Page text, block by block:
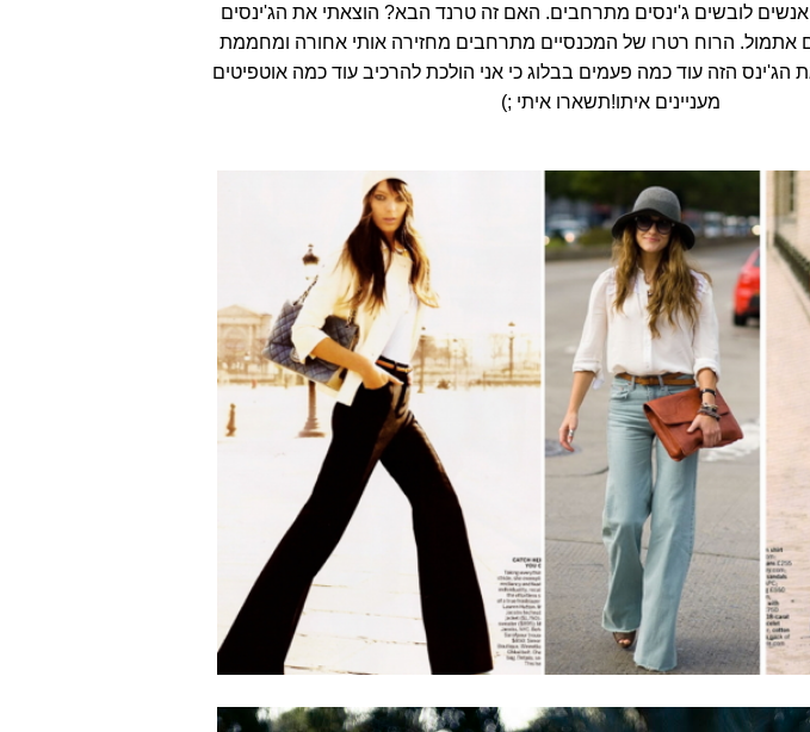
לובשים ג'ינסים מתרחבים. האם זה טרנד הבא? הוצאתי את הג'ינסים
אתמול. הרוח רטרו של המכנסיים מתרחבים מחזירה אותי אחורה ומחממת
הג'ינס הזה עוד כמה פעמים בבלוג כי אני הולכת להרכיב עוד כמה אוטפיטים
מעניינים איתו!תשארו איתי ;)